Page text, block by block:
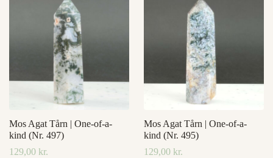
Mos Agat Tårn | One-of-a-
kind (Nr. 497)
129,00 kr.
Mos Agat Tårn | One-of-a-
kind (Nr. 495)
129,00 kr.